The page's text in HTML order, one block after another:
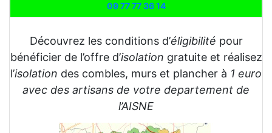
09 77 77 36 14
Découvrez les conditions d’éligibilité pour
bénéficier de l’offre d’isolation gratuite et réalisez
l’isolation des combles, murs et plancher à 1 euro
avec des artisans de votre departement de
l’AISNE